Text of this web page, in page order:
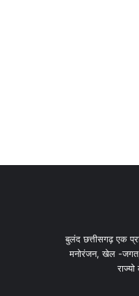
बुलंद छत्तीसगढ़ एक
मनोरंजन, खेल -जगत,